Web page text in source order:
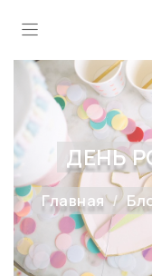
ДЕНЬ
Главная